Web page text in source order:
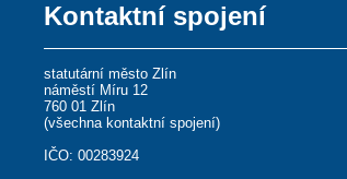
Kontaktní spojení
statutární město Zlín
náměstí Míru 12
760 01 Zlín
(všechna kontaktní spojení)
IČO: 00283924